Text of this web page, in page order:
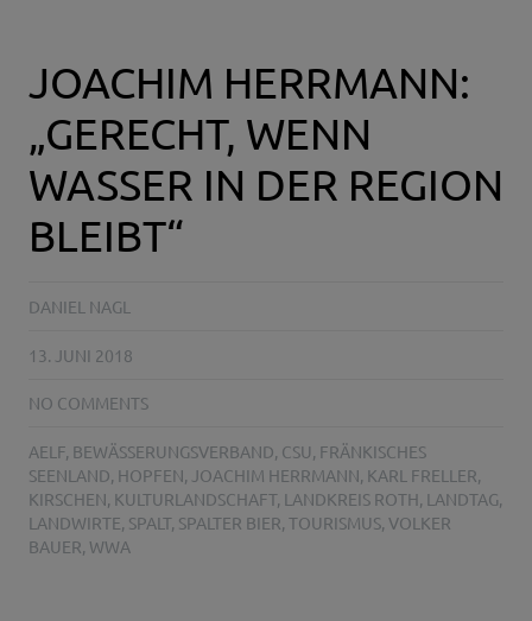
JOACHIM HERRMANN:
„GERECHT, WENN
WASSER IN DER REGION
BLEIBT“
DANIEL NAGL
13. JUNI 2018
NO COMMENTS
AELF, BEWÄSSERUNGSVERBAND, CSU, FRÄNKISCHES
SEENLAND, HOPFEN, JOACHIM HERRMANN, KARL FRELLER,
KIRSCHEN, KULTURLANDSCHAFT, LANDKREIS ROTH, LANDTAG,
LANDWIRTE, SPALT, SPALTER BIER, TOURISMUS, VOLKER
BAUER, WWA